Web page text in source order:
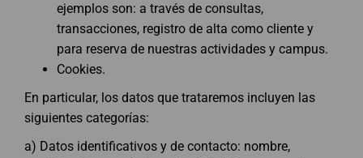
ejemplos son: a través de consultas,
transacciones, registro de alta como cliente y
para reserva de nuestras actividades y campus.
Cookies.
En particular, los datos que trataremos incluyen las
siguientes categorías:
a) Datos identificativos y de contacto: nombre,